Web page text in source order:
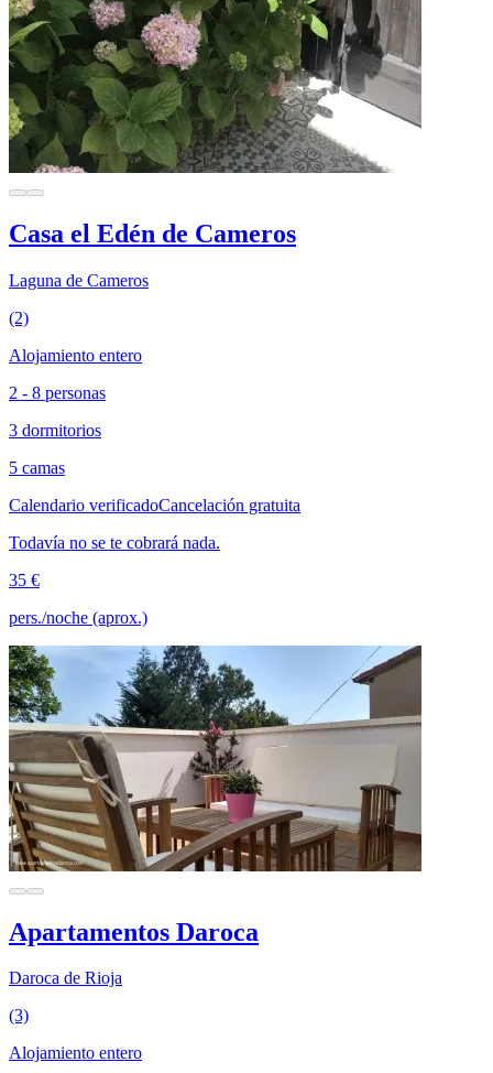
Casa el Edén de Cameros
Laguna de Cameros
(2)
Alojamiento entero
2 - 8 personas
3 dormitorios
5 camas
Calendario verificadoCancelación gratuita
Todavía no se te cobrará nada.
35 €
pers./noche (aprox.)
Apartamentos Daroca
Daroca de Rioja
(3)
Alojamiento entero